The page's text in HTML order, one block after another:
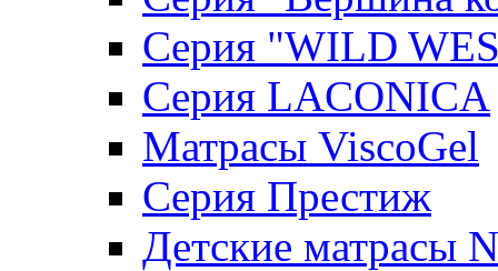
Серия "WILD
Серия LACONICA
Матрасы ViscoGel
Серия Престиж
Детские матрасы